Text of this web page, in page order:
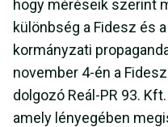
hogy méréseik szerint
különbség a Fidesz és
kormányzati
november 4-én a
dolgozó Reál-PR 93.
amely lényegében